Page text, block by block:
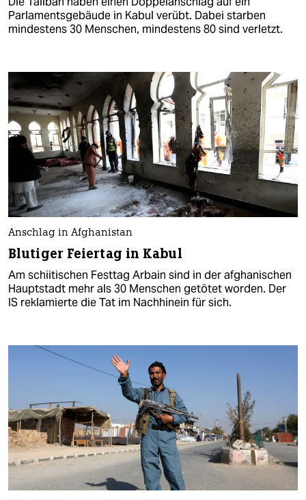
Parlamentsgebäude in Kabul verübt. Dabei starben
mindestens 30 Menschen, mindestens 80 sind verletzt.
Anschlag in Afghanistan
Blutiger Feiertag in Kabul
Am schiitischen Festtag Arbain sind in der afghanischen
Hauptstadt mehr als 30 Menschen getötet worden. Der
IS reklamierte die Tat im Nachhinein für sich.